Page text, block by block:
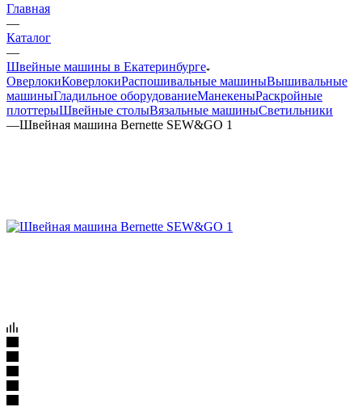
Главная
—
Каталог
—
Швейные машины в Екатеринбурге
ОверлокиКоверлокиРаспошивальные машиныВышивальные
машиныГладильное оборудованиеМанекеныРаскройные
плоттерыШвейные столыВязальные машиныСветильники
—Швейная машина Bernette SEW&GO 1